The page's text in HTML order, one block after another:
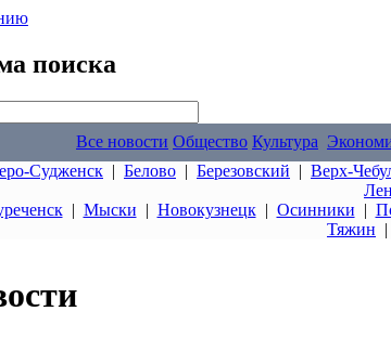
поиска
Все новости Общество Культура
Судженск | Белово | Березовский | Верх-
| Мыски | Новокузнецк| Осинники |
Тяжин |